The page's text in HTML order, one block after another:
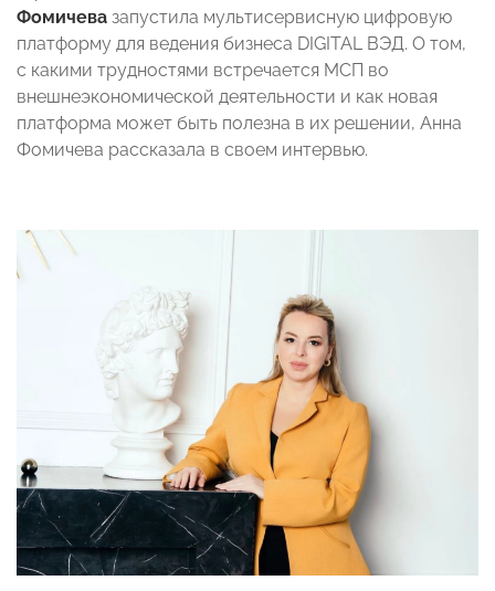
Фомичева запустила мультисервисную цифровую
платформу для ведения бизнеса DIGITAL ВЭД. О том,
с какими трудностями встречается МСП во
внешнеэкономической деятельности и как новая
платформа может быть полезна в их решении, Анна
Фомичева рассказала в своем интервью.